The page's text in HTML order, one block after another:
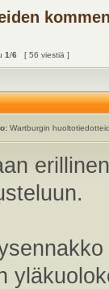
1/6 [ 56 viestiä ]
Wartburgin